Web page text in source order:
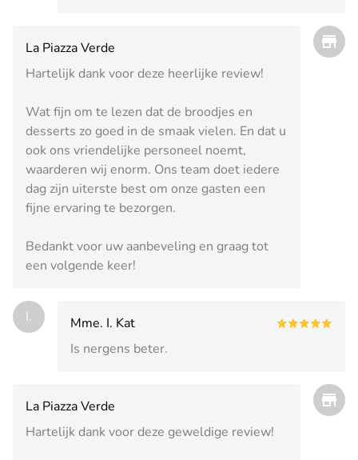
La Piazza Verde
Hartelijk dank voor deze heerlijke review!
Wat fijn om te lezen dat de broodjes en
desserts zo goed in de smaak vielen. En dat u
ook ons vriendelijke personeel noemt,
waarderen wij enorm. Ons team doet iedere
dag zijn uiterste best om onze gasten een
fijne ervaring te bezorgen.
Bedankt voor uw aanbeveling en graag tot
een volgende keer!
I.
Mme. I. Kat
Is nergens beter.
La Piazza Verde
Hartelijk dank voor deze geweldige review!